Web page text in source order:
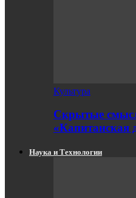
Культура
Скрытые
«Капитанская
Наука и Технологии